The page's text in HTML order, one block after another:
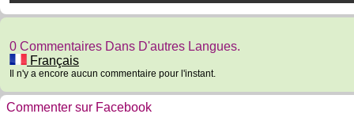
0 Commentaires Dans D'autres Langues.
Français
Il n'y a encore aucun commentaire pour l'instant.
Commenter sur Facebook